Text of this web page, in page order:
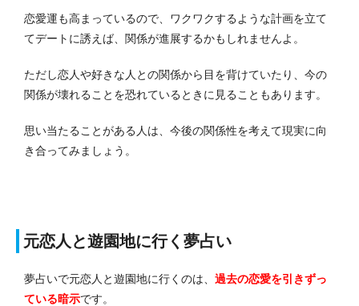
恋愛運も高まっているので、ワクワクするような計画を立て
てデートに誘えば、関係が進展するかもしれませんよ。
ただし恋人や好きな人との関係から目を背けていたり、今の
関係が壊れることを恐れているときに見ることもあります。
思い当たることがある人は、今後の関係性を考えて現実に向
き合ってみましょう。
元恋人と遊園地に行く夢占い
夢占いで元恋人と遊園地に行くのは、 過去の恋愛を引きずっ
ている暗示です。